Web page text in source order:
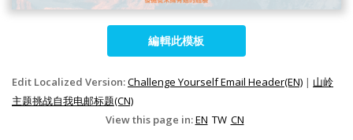
編輯此模板
Edit Localized Version:Challenge Yourself Email Header(EN) | 山岭
主题挑战自我电邮标题(CN)
View this page in:EN TW CN